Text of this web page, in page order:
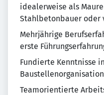
idealerweise als
Stahlbetonbauer oder
Mehrjährige
erste
Fundierte Kenntnisse
Teamorientierte